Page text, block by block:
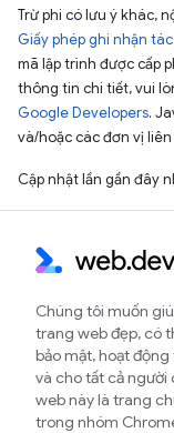
Trừ phi có lưu ý khác,
Giấy phép ghi nhận
mã lập trình được cấp
thông tin chi tiết, vui
Google Developers.
và/hoặc các đơn vị
Cập nhật lần gần đây
Chúng tôi muốn
trang web đẹp, có
bảo mật, hoạt
và cho tất cả người
web này là trang
trong nhóm